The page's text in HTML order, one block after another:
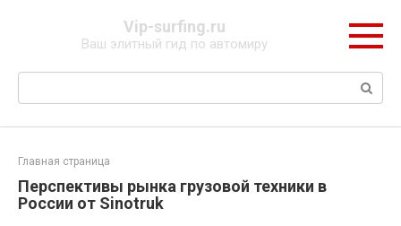
Vip-surfing.ru
Ваш элитный гид по автомиру
Поиск:
Главная страница
Перспективы рынка грузовой техники в
России от Sinotruk